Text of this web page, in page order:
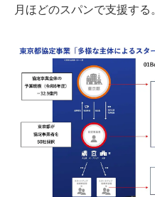
月ほどのスパンで支援する。